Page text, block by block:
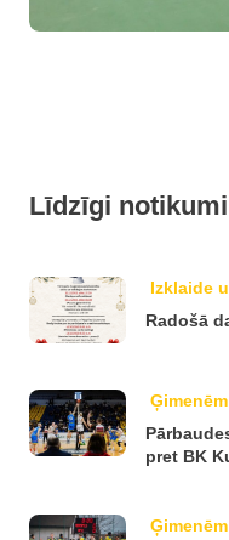
Līdzīgi notikumi
Izklaide
Radošā
pret BK